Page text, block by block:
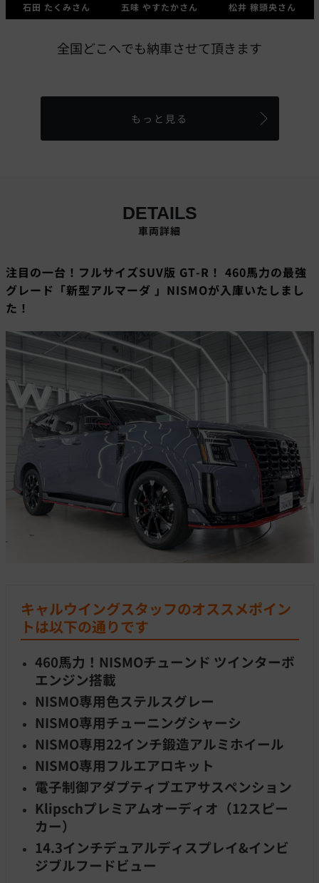
石田 たくみさん 五味 やすたかさん 松井 稼頭央さん
全国どこへでも納車させて頂きます
もっと見る
DETAILS
車両詳細
注目の一台！フルサイズSUV版 GT-R！ 460馬力の最強
グレード「新型アルマーダ 」NISMOが入庫いたしまし
た！
キャルウイングスタッフのオススメポイン
トは以下の通りです
460馬力！NISMOチューンド ツインターボ
エンジン搭載
NISMO専用色ステルスグレー
NISMO専用チューニングシャーシ
NISMO専用22インチ鍛造アルミホイール
NISMO専用フルエアロキット
電子制御アダプティブエアサスペンション
Klipschプレミアムオーディオ（12スピー
カー）
14.3インチデュアルディスプレイ&インビ
ジブルフードビュー